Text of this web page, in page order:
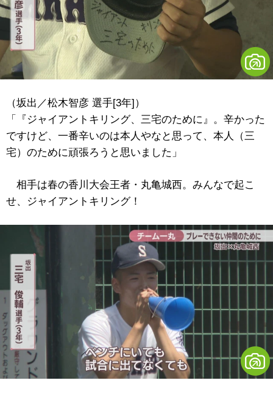
（坂出／松木智彦 選手[3年]）
「『ジャイアントキリング、三宅のために』。辛かった
ですけど、一番辛いのは本人やなと思って、本人（三
宅）のために頑張ろうと思いました」
相手は春の香川大会王者・丸亀城西。みんなで起こ
せ、ジャイアントキリング！